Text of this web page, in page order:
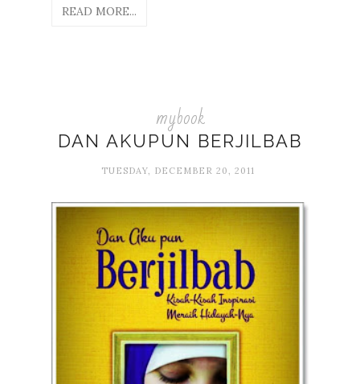
READ MORE...
mybook
DAN AKUPUN BERJILBAB
TUESDAY, DECEMBER 20, 2011